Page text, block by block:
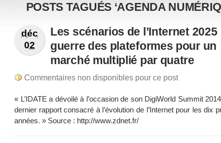
POSTS TAGUÉS ‘AGENDA
déc
02
Les scénarios de l’Internet 2025
guerre des plateformes pour un
marché multiplié par quatre
Commentaires non disponibles pour ce post
« L’IDATE a dévoilé à l’occasion de son DigiWorld Summit
dernier rapport consacré à l’évolution de l’Internet pour les dix
années. » Source : http://www.zdnet.fr/